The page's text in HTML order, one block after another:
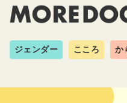
ジェンダー こころ か